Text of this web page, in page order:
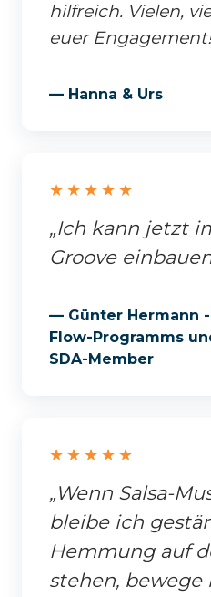
hilfreich. Vielen,
euer
— Hanna & Urs
★★★★★
„Ich kann jetzt
Groove
— Günter Hermann
Flow-Programms
SDA-Member
★★★★★
„Wenn Salsa-
bleibe ich
Hemmung auf
stehen,